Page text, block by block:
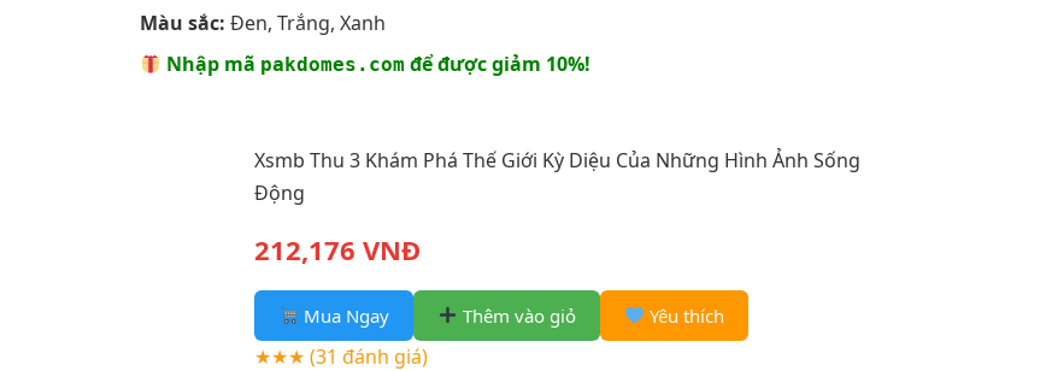
Màu sắc: Đen, Trắng, Xanh
Nhập mã pakdomes.com để được giảm 10%!
Xsmb Thu 3 Khám Phá Thế Giới Kỳ Diệu Của Những Hình Ảnh Sống
Động
212,176 VNĐ
Mua Ngay Thêm vào giỏ Yêu thích
★★★ (31 đánh giá)